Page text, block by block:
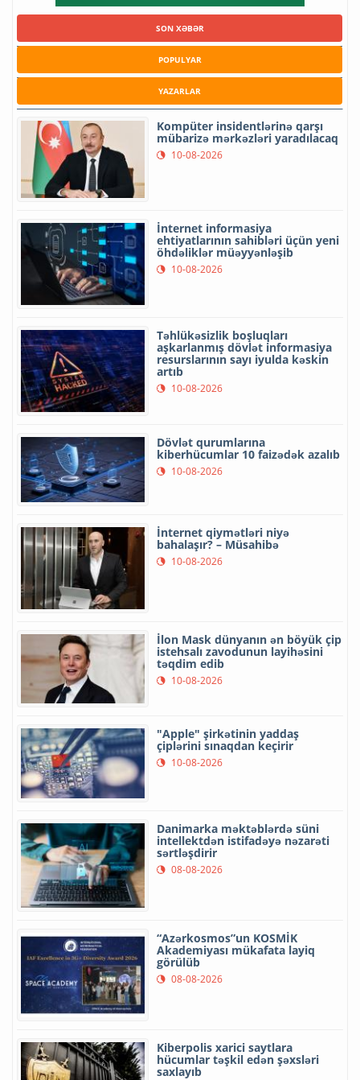
SON XƏBƏR
POPULYAR
YAZARLAR
Kompüter insidentlərinə qarşı
mübarizə mərkəzləri yaradılacaq
10-08-2026
İnternet informasiya
ehtiyatlarının sahibləri üçün yeni
öhdəliklər müəyyənləşib
10-08-2026
Təhlükəsizlik boşluqları
aşkarlanmış dövlət informasiya
resurslarının sayı iyulda kəskin
artıb
10-08-2026
Dövlət qurumlarına
kiberhücumlar 10 faizədək azalıb
10-08-2026
İnternet qiymətləri niyə
bahalaşır? – Müsahibə
10-08-2026
İlon Mask dünyanın ən böyük çip
istehsalı zavodunun layihəsini
təqdim edib
10-08-2026
"Apple" şirkətinin yaddaş
çiplərini sınaqdan keçirir
10-08-2026
Danimarka məktəblərdə süni
intellektdən istifadəyə nəzarəti
sərtləşdirir
08-08-2026
“Azərkosmos”un KOSMİK
Akademiyası mükafata layiq
görülüb
08-08-2026
Kiberpolis xarici saytlara
hücumlar təşkil edən şəxsləri
saxlayıb